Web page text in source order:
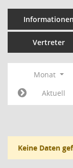
Informationen
Vertreter
Monat
Aktuell
Keine Daten